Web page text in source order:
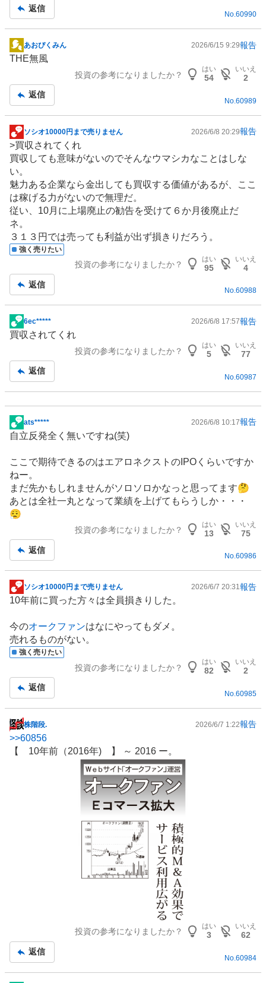
事
返信
No.60990
掲
示
事
あおぴくみん 2026/6/15 9:29報告
THE無風
投資の参考になりましたか？
はい
54
いいえ
2
返信
No. 60989
掲
示
板
記
事
ソシオ10000円まで売りません 2026/6/8 20:29報告
>買収されてくれ
買収しても意味がないのでそんなウマシカなことはしな
い。
魅力ある企業なら金出しても買収する価値があるが、ここ
は稼げる力がないので無理だ。
従い、10月に上場廃止の勧告を受けて６か月後廃止だ
ネ。
３１３円では売っても利益が出ず損きりだろう。
強く売りたい
投資の参考になりましたか？
はい
95
いいえ
4
返信
No.60988
掲
示
事
6ec***** 2026/6/8 17:57報告
買収されてくれ
投資の参考になりましたか？
はい
5
いいえ
77
返信
No. 60987
掲
示
記
事
ats***** 2026/6/8 10:17報告
自立反発全く無いですね(笑)
ここで期待できるのはエアロネクストのIPOくらいですか
ねー。
まだ先かもしれませんがソロソロかなっと思ってます🤔
あとは全社一丸となって業績を上げてもらうしか・・・
😮‍💨
投資の参考になりましたか？
はい
13
いいえ
75
返信
No.60986
掲
示
記
事
ソシオ10000円まで売りません 2026/6/7 20:31報告
10年前に買った方々は全員損きりした。
今のオークファンはなにやってもダメ。
売れるものがない。
強く売りたい
投資の参考になりましたか？
はい
82
いいえ
2
返信
No. 60985
掲
示
板
株階段. 2026/6/7 1:22報告
>>60856
【 10年前（2016年) 】 ～ 2016 ー。
投資の参考になりましたか？
はい
3
いいえ
62
返信
No. 60984